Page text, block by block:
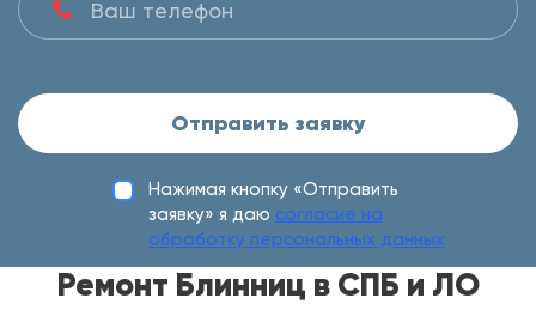
Отправить заявку
Нажимая кнопку «Отправить
заявку» я даю согласие на
обработку персональных данных
Ремонт Блинниц в СПБ и ЛО